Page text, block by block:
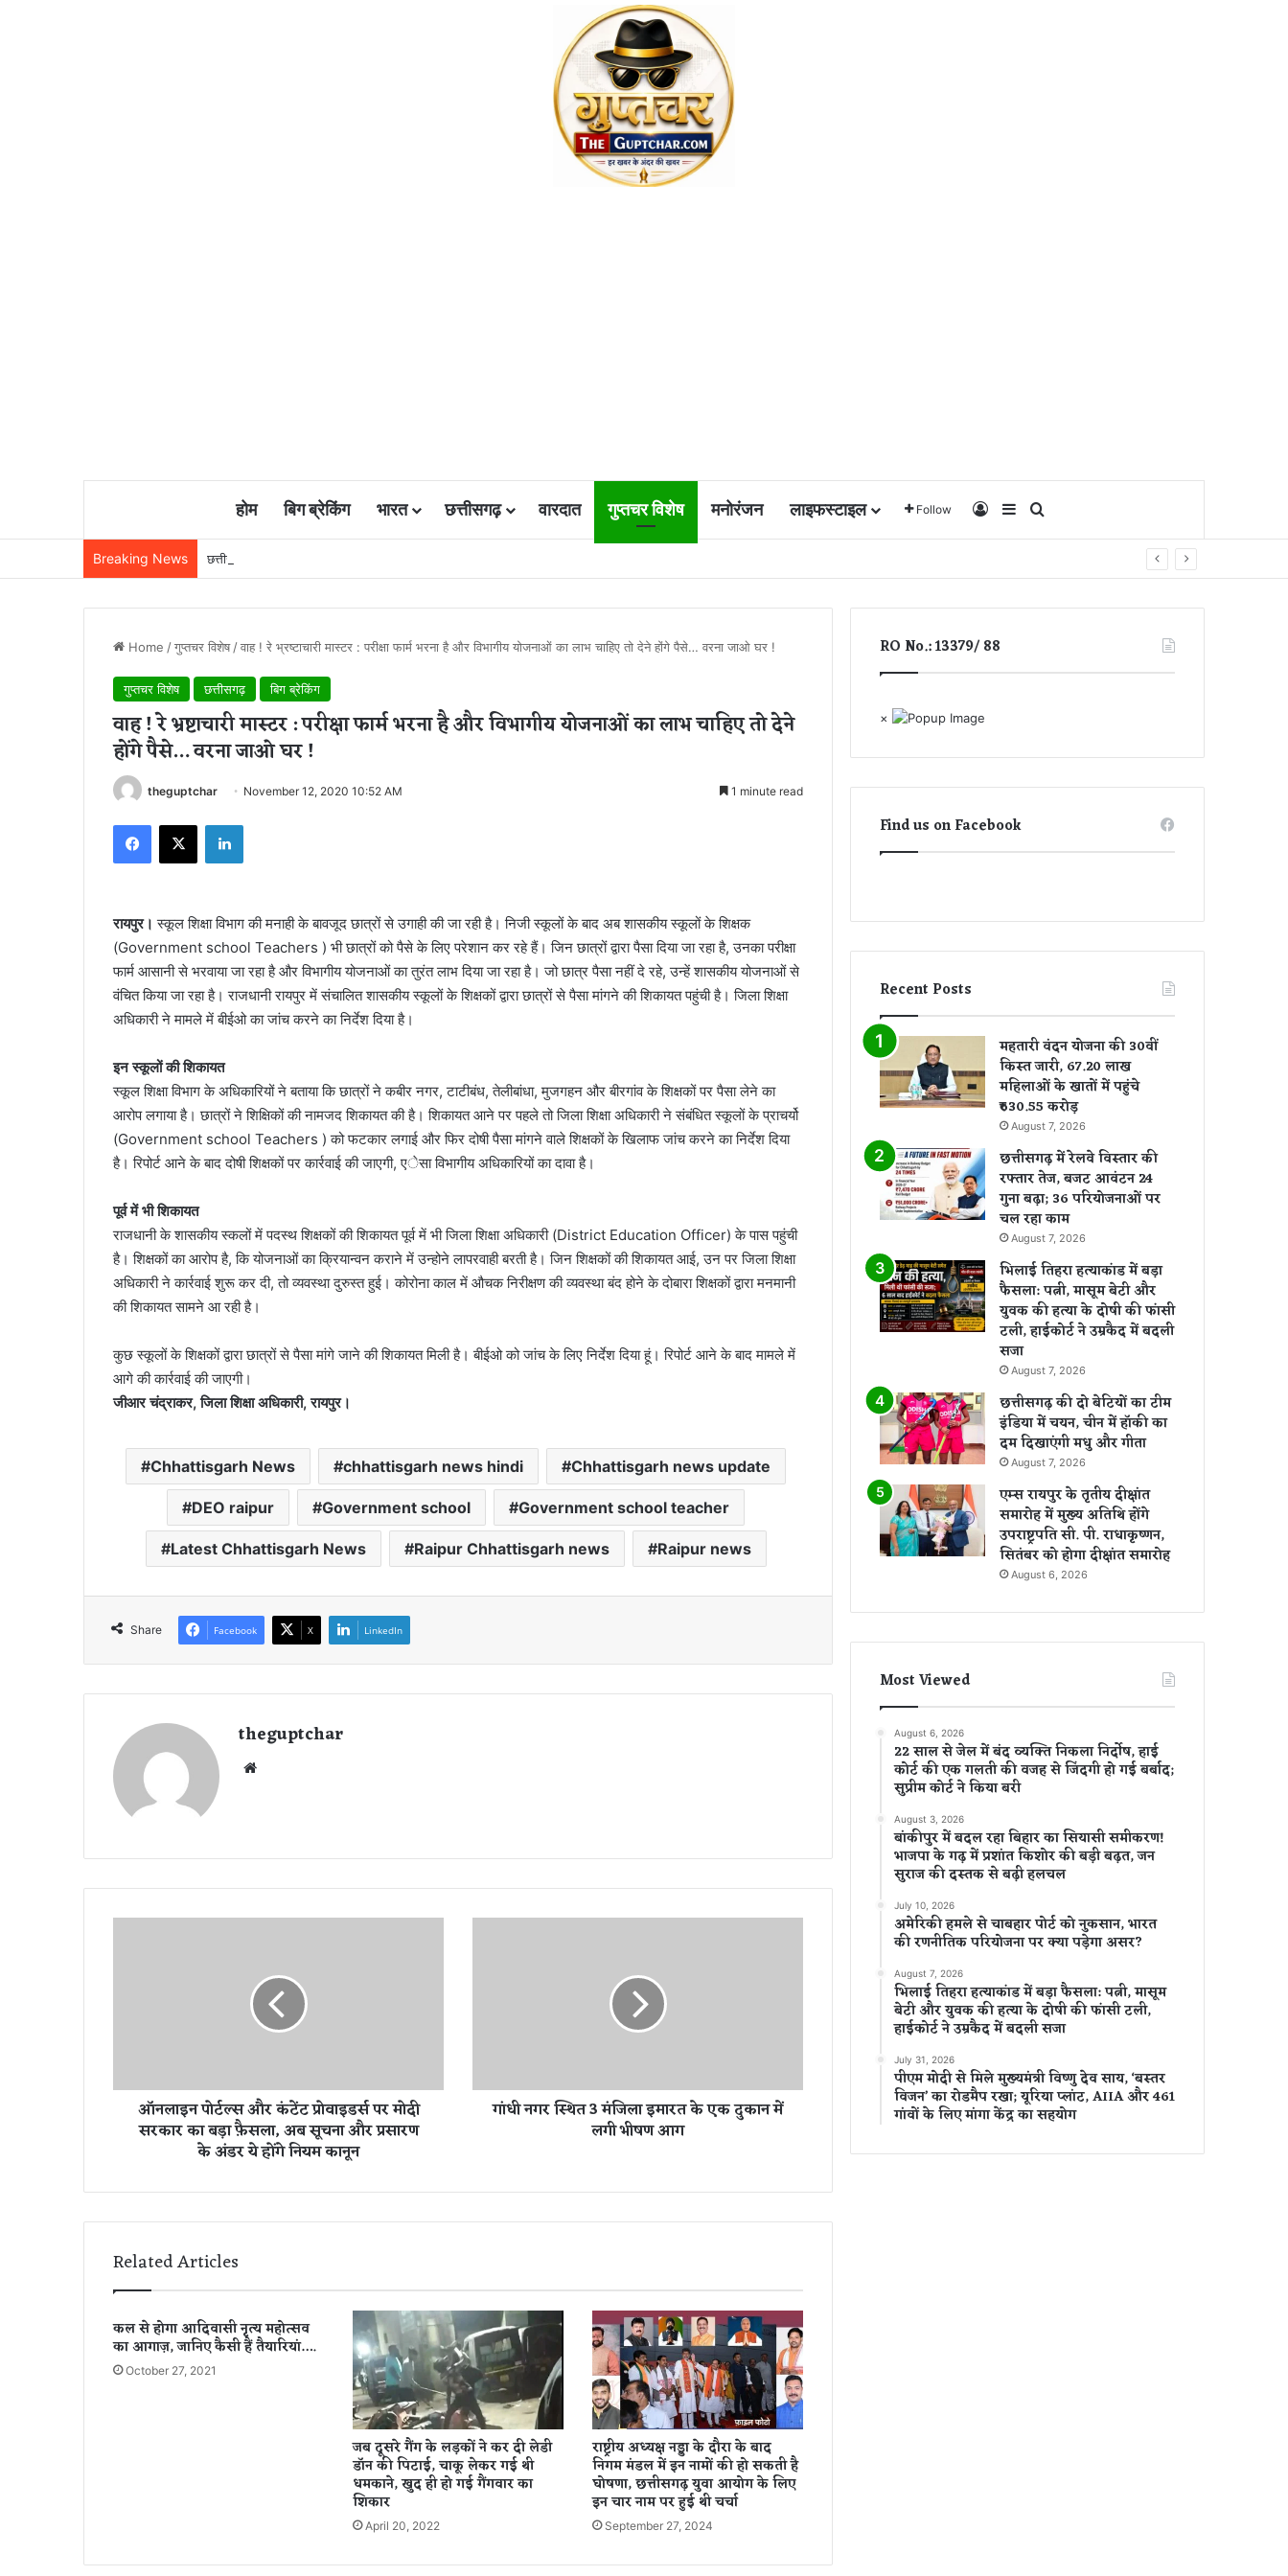
होम बिग ब्रेकिंग भारत छत्तीसगढ़ वारदात गुप्तचर विशेष मनोरंजन लाइफस्टाइल Follow Log InSidebar
Breaking News छत्तीसगढ़ में रेलवे विस्तार की रफ्तार तेज, बजट आवंटन 24 गुना बढ़ा; 36 परियोजनाओं पर चल रहा काम
Home /गुप्तचर विशेष /वाह ! रे भ्रष्टाचारी मास्टर : परीक्षा फार्म भरना है और विभागीय योजनाओं का लाभ चाहिए तो देने होंगे पैसे… वरना जाओ घर !
गुप्तचर विशेष छत्तीसगढ़ बिग ब्रेकिंग
वाह ! रे भ्रष्टाचारी मास्टर : परीक्षा फार्म भरना है और विभागीय योजनाओं का लाभ चाहिए तो देने
होंगे पैसे… वरना जाओ घर !
theguptchar November 12, 2020 10:52 AM 1 minute read
रायपुर। स्कूल शिक्षा विभाग की मनाही के बावजूद छात्रों से उगाही की जा रही है। निजी स्कूलों के बाद अब शासकीय स्कूलों के शिक्षक
(Government school Teachers ) भी छात्रों को पैसे के लिए परेशान कर रहे हैं। जिन छात्रों द्वारा पैसा दिया जा रहा है, उनका परीक्षा
फार्म आसानी से भरवाया जा रहा है और विभागीय योजनाओं का तुरंत लाभ दिया जा रहा है। जो छात्र पैसा नहीं दे रहे, उन्हें शासकीय योजनाओं से
वंचित किया जा रहा है। राजधानी रायपुर में संचालित शासकीय स्कूलों के शिक्षकों द्वारा छात्रों से पैसा मांगने की शिकायत पहुंची है। जिला शिक्षा
अधिकारी ने मामले में बीईओ का जांच करने का निर्देश दिया है।
इन स्कूलों की शिकायत
स्कूल शिक्षा विभाग के अधिकारियों ने बताया कि छात्रों ने कबीर नगर, टाटीबंध, तेलीबांधा, मुजगहन और बीरगांव के शिक्षकों पर पैसा लेने का
आरोप लगाया है। छात्रों ने शिक्षिकों की नामजद शिकायत की है। शिकायत आने पर पहले तो जिला शिक्षा अधिकारी ने संबंधित स्कूलों के प्राचर्यो
(Government school Teachers ) को फटकार लगाई और फिर दोषी पैसा मांगने वाले शिक्षकों के खिलाफ जांच करने का निर्देश दिया
है। रिपोर्ट आने के बाद दोषी शिक्षकों पर कार्रवाई की जाएगी, एेसा विभागीय अधिकारियों का दावा है।
पूर्व में भी शिकायत
राजधानी के शासकीय स्कलों में पदस्थ शिक्षकों की शिकायत पूर्व में भी जिला शिक्षा अधिकारी (District Education Officer) के पास पहुंची
है। शिक्षकों का आरोप है, कि योजनाओं का क्रियान्वन कराने में उन्होने लापरवाही बरती है। जिन शिक्षकों की शिकायत आई, उन पर जिला शिक्षा
अधिकारी ने कार्रवाई शुरू कर दी, तो व्यवस्था दुरुस्त हुई। कोरोना काल में औचक निरीक्षण की व्यवस्था बंद होने के दोबारा शिक्षकों द्वारा मनमानी
की शिकायत सामने आ रही है।
कुछ स्कूलों के शिक्षकों द्वारा छात्रों से पैसा मांगे जाने की शिकायत मिली है। बीईओ को जांच के लिए निर्देश दिया हूं। रिपोर्ट आने के बाद मामले में
आगे की कार्रवाई की जाएगी।
जीआर चंद्राकर, जिला शिक्षा अधिकारी, रायपुर।
Chhattisgarh News chhattisgarh news hindi Chhattisgarh news update
DEO raipur Government school Government school teacher
Latest Chhattisgarh News Raipur Chhattisgarh news Raipur news
Share Facebook X LinkedIn
theguptchar
औ
प्रो
र्स
प
मो
दी
स
ऑनलाइन पोर्टल्स और कंटेंट प्रोवाइडर्स पर मोदी
सरकार का बड़ा फ़ैसला, अब सूचना और प्रसारण
के अंडर ये होंगे नियम कानून
मं
र
दु
का
न
में
ल
गी
भी
ष
ण
आ
ग
गांधी नगर स्थित 3 मंजिला इमारत के एक दुकान में
लगी भीषण आग
Related Articles
कल से होगा आदिवासी नृत्य महोत्सव
का आगाज़, जानिए कैसी हैं तैयारियां….
October 27, 2021
जब दूसरे गैंग के लड़कों ने कर दी लेडी
डॉन की पिटाई, चाकू लेकर गई थी
धमकाने, खुद ही हो गई गैंगवार का
शिकार
April 20, 2022
राष्ट्रीय अध्यक्ष नड्डा के दौरा के बाद
निगम मंडल में इन नामों की हो सकती है
घोषणा, छत्तीसगढ़ युवा आयोग के लिए
इन चार नाम पर हुई थी चर्चा
September 27, 2024
RO No.: 13379/ 88
×
Find us on Facebook
Recent Posts
महतारी वंदन योजना की 30वीं
किस्त जारी, 67.20 लाख
महिलाओं के खातों में पहुंचे
₹630.55 करोड़
August 7, 2026
छत्तीसगढ़ में रेलवे विस्तार की
रफ्तार तेज, बजट आवंटन 24
गुना बढ़ा; 36 परियोजनाओं पर
चल रहा काम
August 7, 2026
भिलाई तिहरा हत्याकांड में बड़ा
फैसला: पत्नी, मासूम बेटी और
युवक की हत्या के दोषी की फांसी
टली, हाईकोर्ट ने उम्रकैद में बदली
सजा
August 7, 2026
छत्तीसगढ़ की दो बेटियों का टीम
इंडिया में चयन, चीन में हॉकी का
दम दिखाएंगी मधु और गीता
August 7, 2026
एम्स रायपुर के तृतीय दीक्षांत
समारोह में मुख्य अतिथि होंगे
उपराष्ट्रपति सी. पी. राधाकृष्णन,
सितंबर को होगा दीक्षांत समारोह
August 6, 2026
Most Viewed
August 6, 2026
22 साल से जेल में बंद व्यक्ति निकला निर्दोष, हाई
कोर्ट की एक गलती की वजह से जिंदगी हो गई बर्बाद;
सुप्रीम कोर्ट ने किया बरी
August 3, 2026
बांकीपुर में बदल रहा बिहार का सियासी समीकरण!
भाजपा के गढ़ में प्रशांत किशोर की बड़ी बढ़त, जन
सुराज की दस्तक से बढ़ी हलचल
July 10, 2026
अमेरिकी हमले से चाबहार पोर्ट को नुकसान, भारत
की रणनीतिक परियोजना पर क्या पड़ेगा असर?
August 7, 2026
भिलाई तिहरा हत्याकांड में बड़ा फैसला: पत्नी, मासूम
बेटी और युवक की हत्या के दोषी की फांसी टली,
हाईकोर्ट ने उम्रकैद में बदली सजा
July 31, 2026
पीएम मोदी से मिले मुख्यमंत्री विष्णु देव साय, ‘बस्तर
विजन’ का रोडमैप रखा; यूरिया प्लांट, AIIA और 461
गांवों के लिए मांगा केंद्र का सहयोग